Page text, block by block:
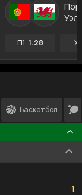
П1 1.28 X
Баскетбол
1